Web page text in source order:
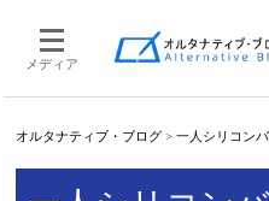
メディア
オルタナティブ・ブログ > 一人シリコン